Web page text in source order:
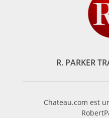
R. PARKER
Chateau.com est